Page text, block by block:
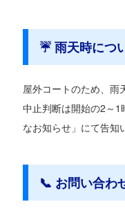
☔ 雨天時につ
屋外コートのため、雨
中止判断は開始の2～
なお知らせ」にて告知
📞 お問い合わ